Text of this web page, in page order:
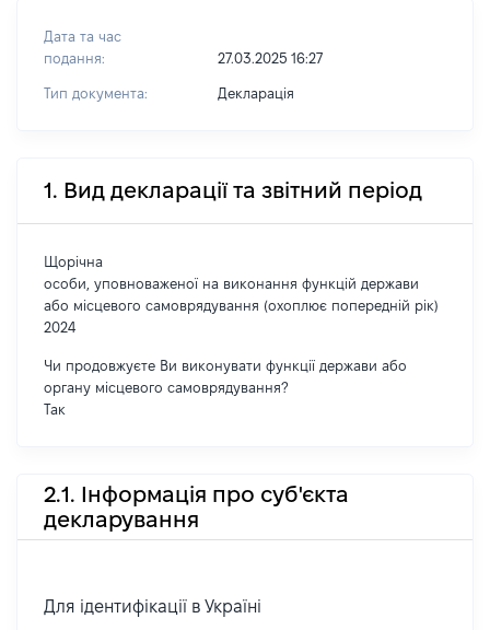
Дата та час
подання:
27.03.2025 16:27
Тип документа: Декларація
1. Вид декларації та звітний період
Щорічна
особи, уповноваженої на виконання функцій держави
або місцевого самоврядування (охоплює попередній рік)
2024
Чи продовжуєте Ви виконувати функції держави або
органу місцевого самоврядування?
Так
2.1. Інформація про суб'єкта
декларування
Для ідентифікації в Україні